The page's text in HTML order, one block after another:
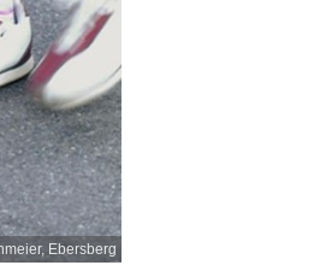
Ebersberg